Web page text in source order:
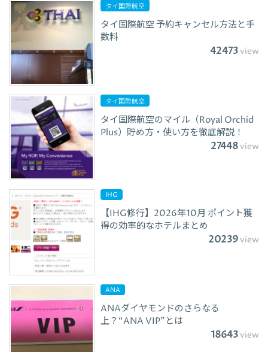
タイ国際航空
タイ国際航空 予約キャンセル方法と手
数料
42473view
タイ国際航空
タイ国際航空のマイル（Royal Orchid
Plus）貯め方・使い方を徹底解説！
27448view
IHG
【IHG修行】2026年10月 ポイント獲
得の効率的なホテルまとめ
20239view
ANA
ANAダイヤモンドのさらなる
上？“ANA VIP”とは
18643view